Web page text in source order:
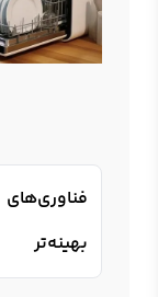
بهینه‌تر